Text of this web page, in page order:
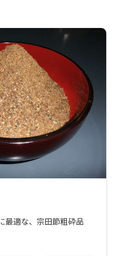
最適な、宗田節粗砕品